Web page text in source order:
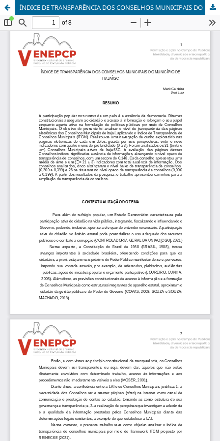
ÍNDICE DE TRANSPARÊNCIA DOS CONSELHOS MUNICIPAIS DO MUNICÍPIO DE ITAJAÍ/SC